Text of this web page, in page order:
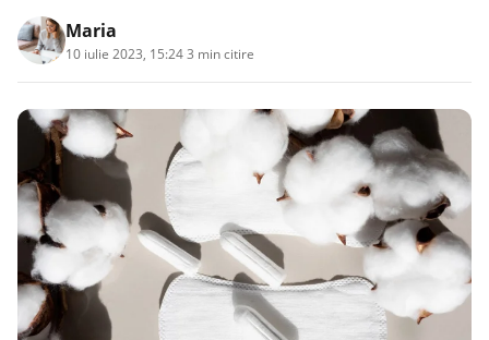
Maria
10 iulie 2023, 15:243 min citire